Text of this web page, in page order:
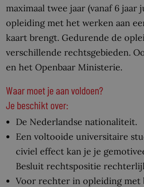
maximaal twee jaar (vanaf 6
opleiding met het werken aan
kaart brengt. Gedurende de
verschillende rechtsgebieden.
en het Openbaar Ministerie.
Waar moet je aan voldoen?
Je beschikt over:
De Nederlandse nationaliteit.
Een voltooide universitaire
civiel effect kan je je
Besluit rechtspositie
Voor rechter in opleiding met